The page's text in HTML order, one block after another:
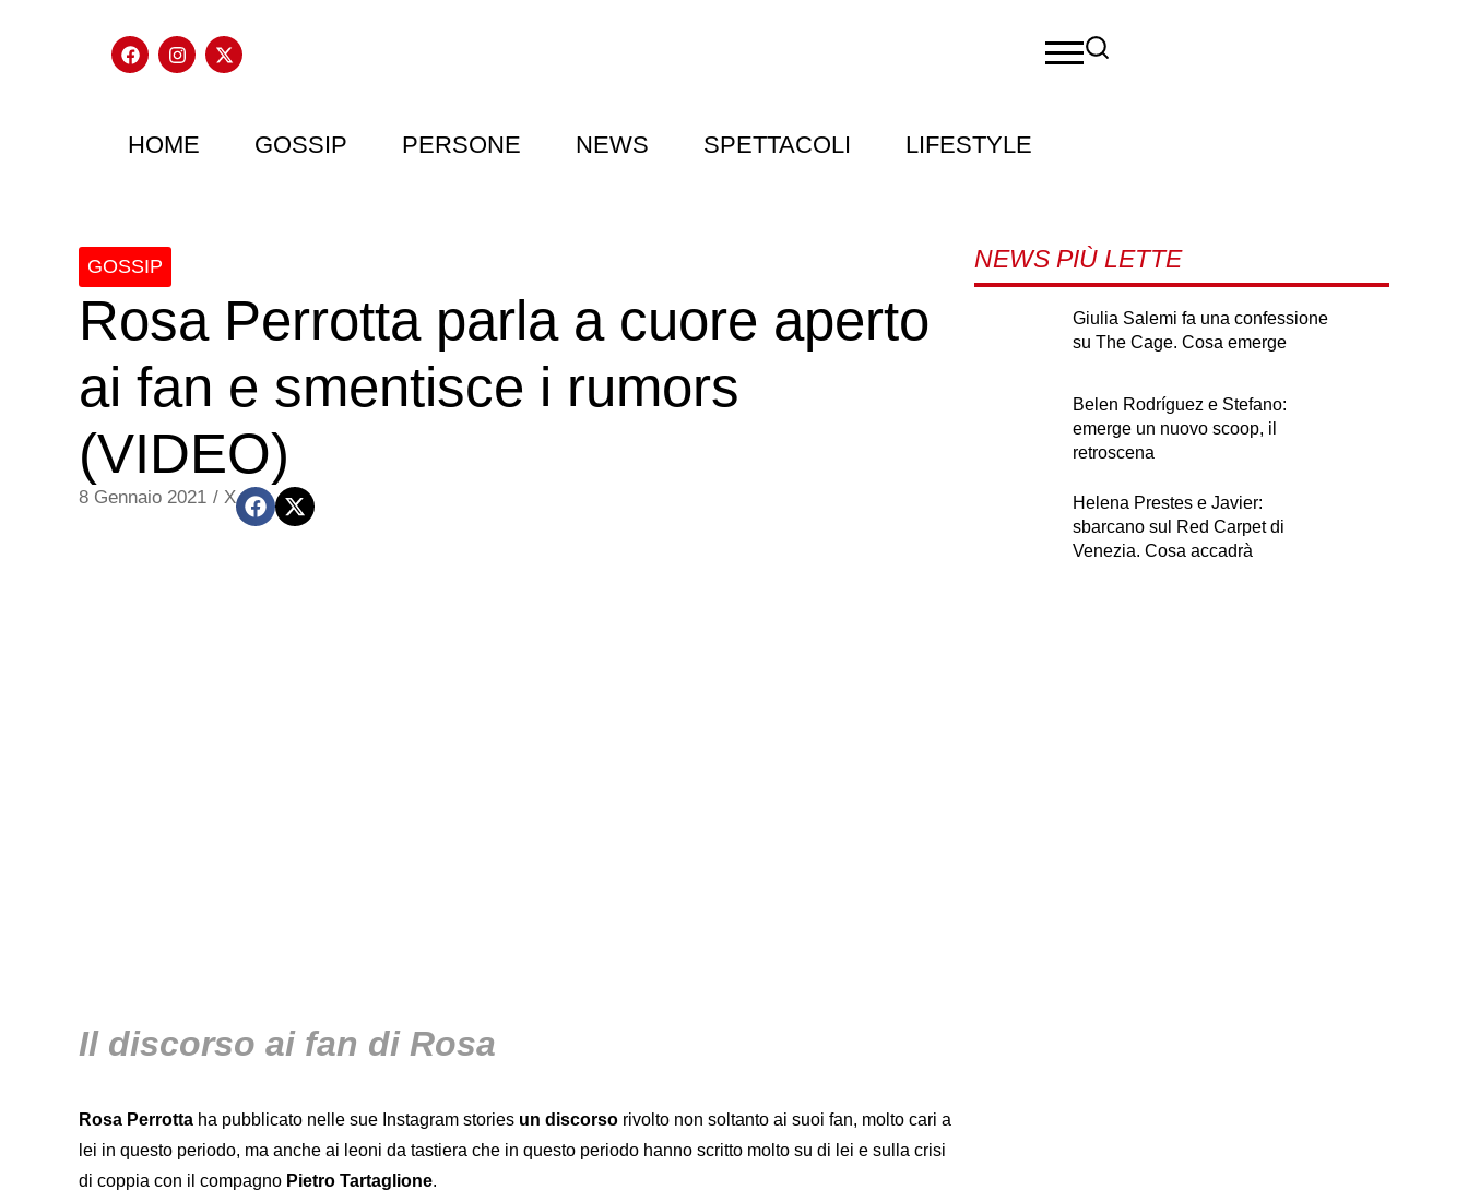
HOME GOSSIP PERSONE NEWS SPETTACOLI LIFESTYLE
GOSSIP
Rosa Perrotta parla a cuore aperto
ai fan e smentisce i rumors
(VIDEO)
8 Gennaio 2021 / X
Il discorso ai fan di Rosa
Rosa Perrotta ha pubblicato nelle sue Instagram stories un discorso rivolto non soltanto ai suoi fan, molto cari a
lei in questo periodo, ma anche ai leoni da tastiera che in questo periodo hanno scritto molto su di lei e sulla crisi
di coppia con il compagno Pietro Tartaglione.
NEWS PIÙ LETTE
Giulia Salemi fa una confessione
su The Cage. Cosa emerge
Belen Rodríguez e Stefano:
emerge un nuovo scoop, il
retroscena
Helena Prestes e Javier:
sbarcano sul Red Carpet di
Venezia. Cosa accadrà